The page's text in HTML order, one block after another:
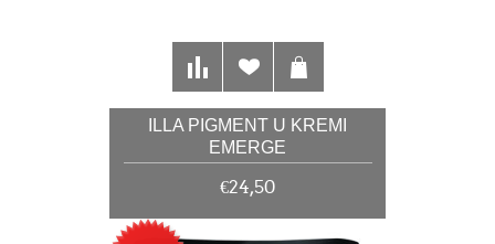
ILLA PIGMENT U KREMI
EMERGE
€24,50